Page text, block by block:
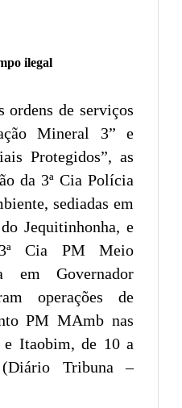
ilegal
ordens de serviços
Mineral 3” e
Protegidos”, as
da 3ª Cia Polícia
sediadas em
Jequitinhonha, e
Cia PM Meio
em Governador
operações de
PM MAmb nas
e Itaobim, de 10 a
Tribuna –